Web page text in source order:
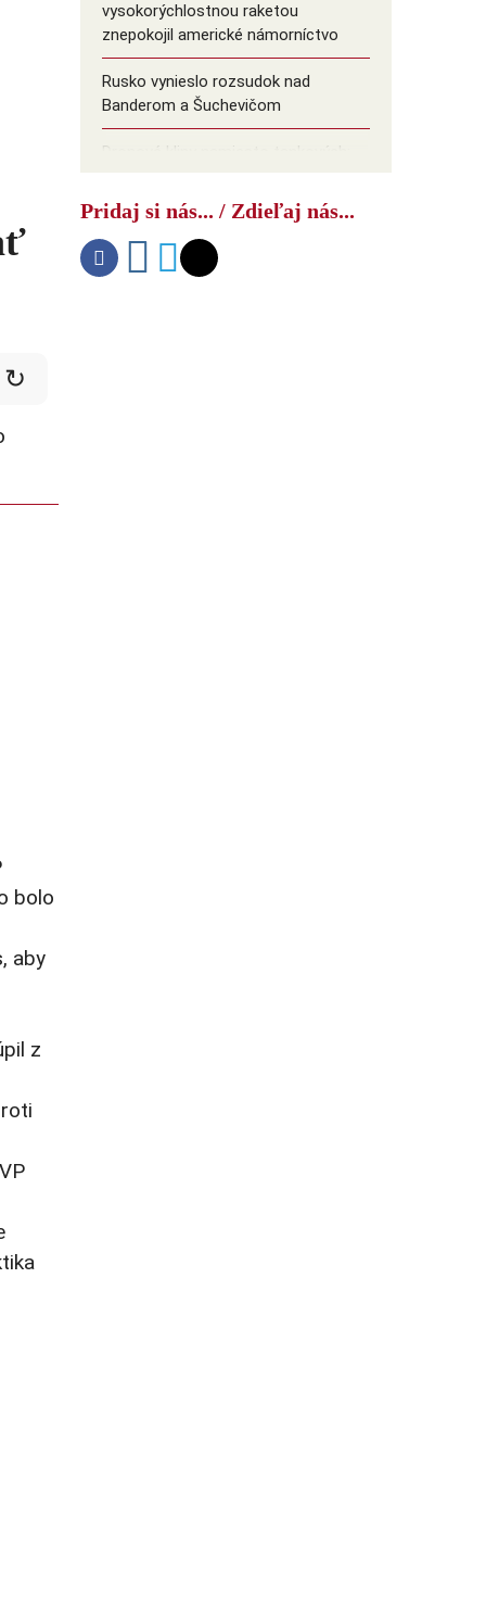
vysokorýchlostnou raketou
znepokojil americké námorníctvo
Rusko vynieslo rozsudok nad
Banderom a Šuchevičom
Dronové kliny namiesto tankových:
taktiku
↻
bolo
aby
z
Pridaj si nás... / Zdieľaj nás...